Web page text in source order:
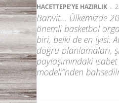
HACETTEPE’YE HAZIRLIK -
Banvit… Ülkemizde
önemli basketbol
biri, belki de en iyisi.
doğru planlamaları,
paylaşımındaki
modeli”nden